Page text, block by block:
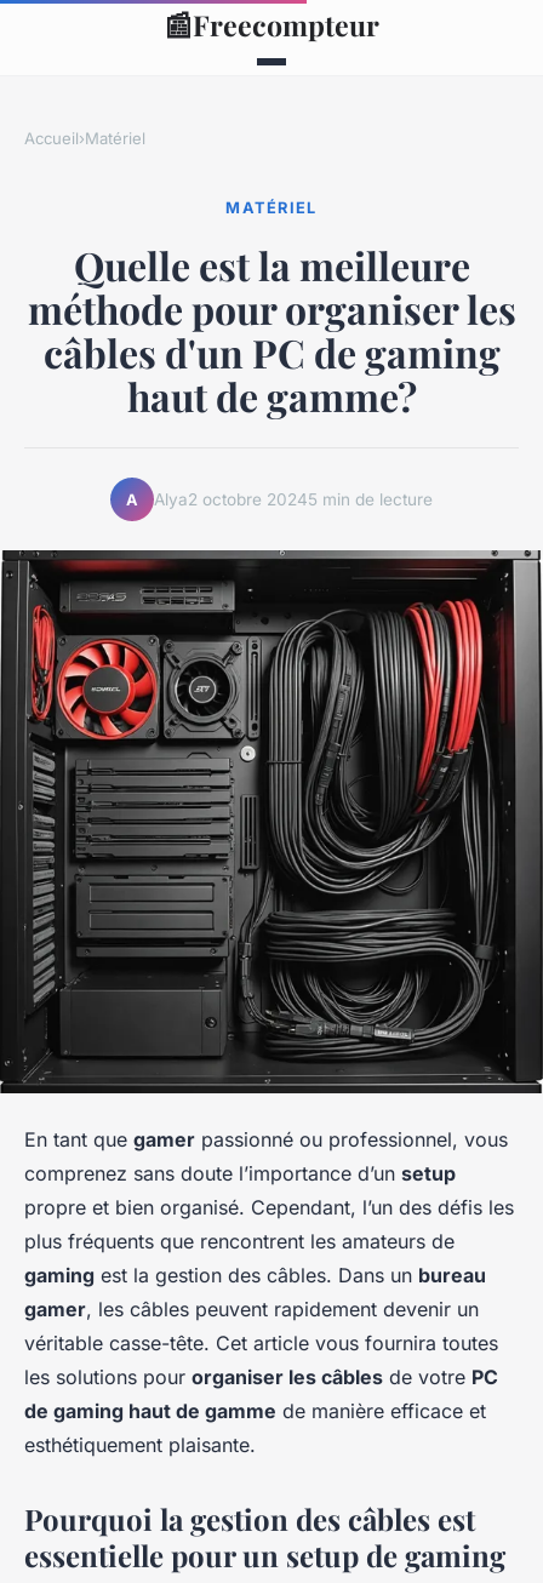
📰Freecompteur
Accueil›Matériel
MATÉRIEL
Quelle est la meilleure
méthode pour organiser les
câbles d'un PC de gaming
haut de gamme?
A Alya2 octobre 20245 min de lecture
En tant que gamer passionné ou professionnel, vous
comprenez sans doute l’importance d’un setup
propre et bien organisé. Cependant, l’un des défis les
plus fréquents que rencontrent les amateurs de
gaming est la gestion des câbles. Dans un bureau
gamer, les câbles peuvent rapidement devenir un
véritable casse-tête. Cet article vous fournira toutes
les solutions pour organiser les câbles de votre PC
de gaming haut de gamme de manière efficace et
esthétiquement plaisante.
Pourquoi la gestion des câbles est
essentielle pour un setup de gaming